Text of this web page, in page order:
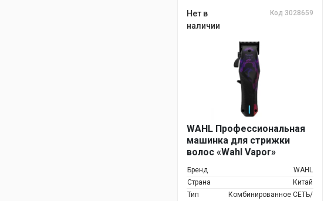
Нет в
наличии
Код 3028659
WAHL Профессиональная
машинка для стрижки
волос «Wahl Vapor»
Бренд
WAHL
Страна
Китай
Тип
Комбинированное СЕТЬ/